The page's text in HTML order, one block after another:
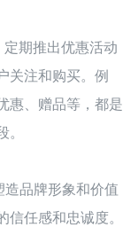
定期推出优惠活动
关注和购买。例
惠、赠品等，都是
造品牌形象和价值
任感和忠诚度。